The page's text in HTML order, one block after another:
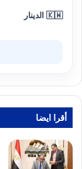
🇰🇼 الدينار
أقرا ايضا